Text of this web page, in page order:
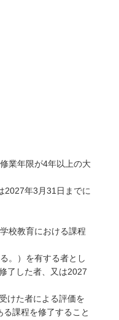
業年限が4年以上の大
2027年3月31日までに
校教育における課程
。）を有する者とし
了した者、又は2027
けた者による評価を
課程を修了すること